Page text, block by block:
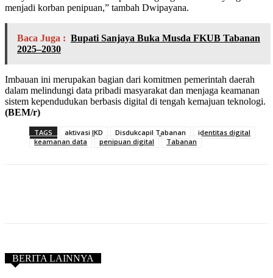
menjadi korban penipuan,” tambah Dwipayana.
Baca Juga : Bupati Sanjaya Buka Musda FKUB Tabanan
2025–2030
Imbauan ini merupakan bagian dari komitmen pemerintah daerah
dalam melindungi data pribadi masyarakat dan menjaga keamanan
sistem kependudukan berbasis digital di tengah kemajuan teknologi.
(BEM/r)
TAGS aktivasi IKD Disdukcapil Tabanan
identitas digital
keamanan data
penipuan digital Tabanan
BERITA LAINNYA